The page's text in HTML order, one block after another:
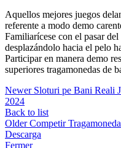
Aquellos mejores juegos
referente a modo demo
Familiarícese con el pasar
desplazándolo hacia el pelo
Participar en manera demo
superiores tragamonedas de
Newer Sloturi pe Bani Reali
2024
Back to list
Older Competir
Descarga
Fermer